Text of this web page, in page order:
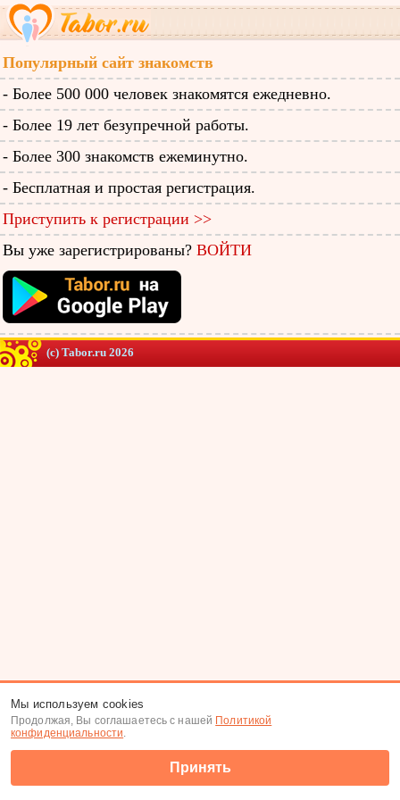
Популярный сайт знакомств
- Более 500 000 человек знакомятся ежедневно.
- Более 19 лет безупречной работы.
- Более 300 знакомств ежеминутно.
- Бесплатная и простая регистрация.
Приступить к регистрации >>
Вы уже зарегистрированы? ВОЙТИ
(c) Tabor.ru 2026
Мы используем cookies
Продолжая, Вы соглашаетесь с нашей Политикой
конфиденциальности.
Принять